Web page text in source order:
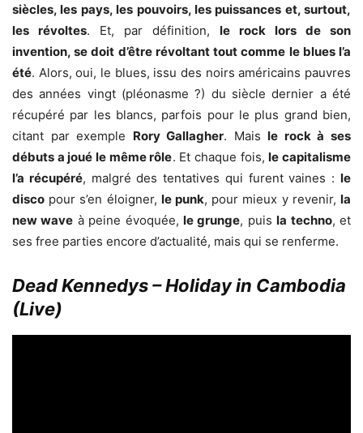
siècles, les pays, les pouvoirs, les puissances et, surtout,
les révoltes. Et, par définition, le rock lors de son
invention, se doit d’être révoltant tout comme le blues l’a
été. Alors, oui, le blues, issu des noirs américains pauvres
des années vingt (pléonasme ?) du siècle dernier a été
récupéré par les blancs, parfois pour le plus grand bien,
citant par exemple Rory Gallagher. Maisle rock à ses
débuts a joué le même rôle. Et chaque fois,le capitalisme
l’a récupéré, malgré des tentatives qui furent vaines :le
disco pour s’en éloigner, le punk, pour mieux y revenir,la
new wave à peine évoquée,le grunge, puisla techno, et
ses free parties encore d’actualité, mais qui se renferme.
Dead Kennedys – Holiday in Cambodia
(Live)